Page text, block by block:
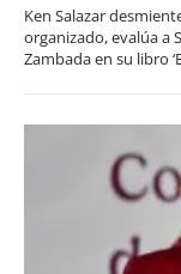
Ken Salazar
organizado, evalúa a
Zambada en su libro